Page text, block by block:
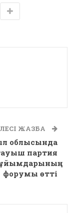
ЖАЗБА
облысында
партия
форумы өтті